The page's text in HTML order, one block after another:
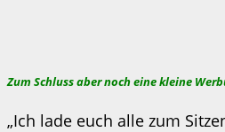
Zum Schluss aber noch eine kleine
„Ich lade euch alle zum